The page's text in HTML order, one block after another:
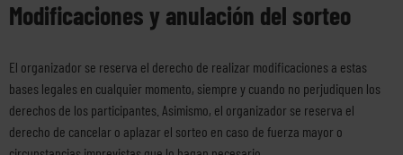
Modificaciones y anulación del sorteo
El organizador se reserva el derecho de realizar modificaciones a estas
bases legales en cualquier momento, siempre y cuando no perjudiquen los
derechos de los participantes. Asimismo, el organizador se reserva el
derecho de cancelar o aplazar el sorteo en caso de fuerza mayor o